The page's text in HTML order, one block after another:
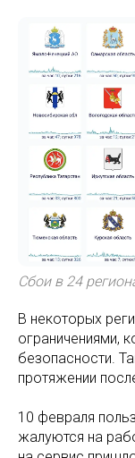
Сбои в 24
В некоторых
ограничениями,
безопасности.
протяжении
10 февраля
жалуются на